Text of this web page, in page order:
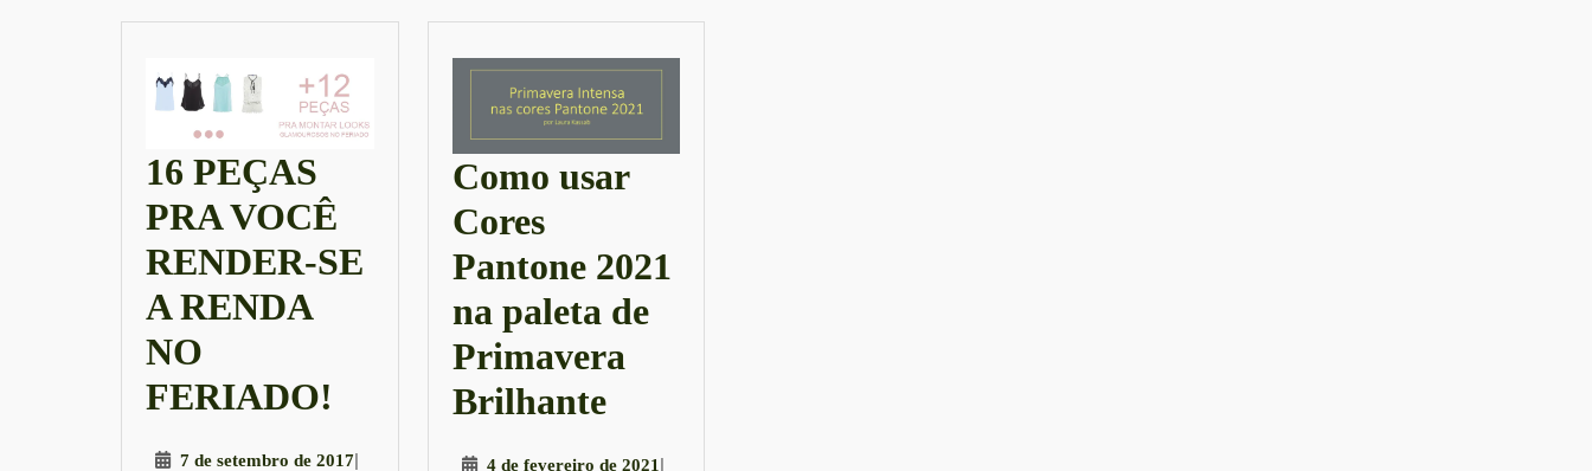
16 PEÇAS
PRA VOCÊ
RENDER-SE
A RENDA
NO
FERIADO!
7 de setembro de 20177|
Como usar
Cores
Pantone 2021
na paleta de
Primavera
BrilhanteComo
4 de fevereiro de 2021 4|